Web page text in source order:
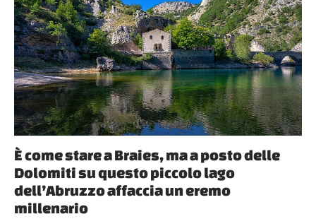
È come stare a Braies, ma a posto delle
Dolomiti su questo piccolo lago
dell’Abruzzo affaccia un eremo
millenario